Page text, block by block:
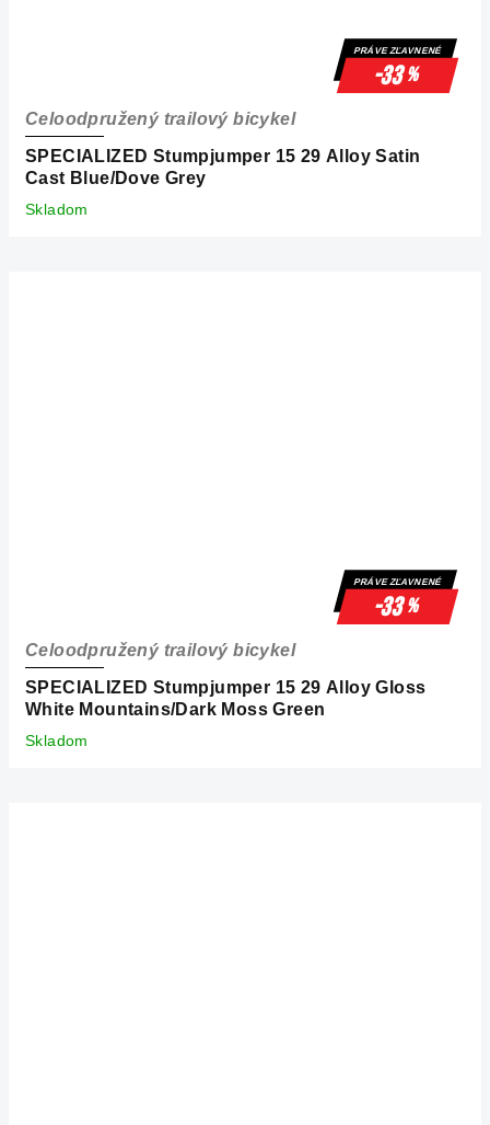
PRÁVE ZĽAVNENÉ
-33%
SPECIALIZED Stumpjumper 15 29 Alloy Satin
Cast Blue/Dove Grey
Celoodpružený trailový bicykel
Skladom
PRÁVE ZĽAVNENÉ
-33%
SPECIALIZED Stumpjumper 15 29 Alloy Gloss
White Mountains/Dark Moss Green
Celoodpružený trailový bicykel
Skladom